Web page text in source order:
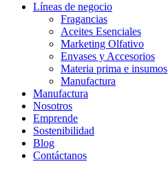
Líneas de negocio
Fragancias
Aceites Esenciales
Marketing Olfativo
Envases y Accesorios
Materia prima e insumos
Manufactura
Manufactura
Nosotros
Emprende
Sostenibilidad
Blog
Contáctanos